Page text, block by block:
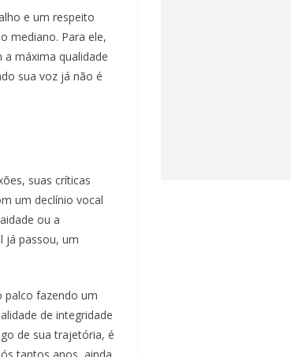
e um respeito
mediano. Para ele,
máxima qualidade
sua voz já não é
suas críticas
um declínio vocal
ou a
já passou, um
palco fazendo um
de integridade
de sua trajetória, é